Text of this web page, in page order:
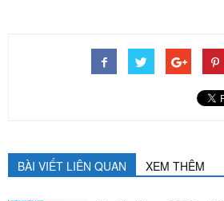
BÀI VIẾT LIÊN QUAN XEM THÊM